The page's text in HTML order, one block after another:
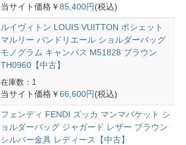
当サイト価格￥85,400円(税込)
ルイヴィトン LOUIS VUITTON ポシェット
マルリー バンドリエール ショルダーバッグ
モノグラム キャンバス M51828 ブラウン
TH0960【中古】
在庫数：1
当サイト価格￥66,600円(税込)
フェンディ FENDI ズッカ マンマバケット シ
ョルダーバッグ ジャガード レザー ブラウン
シルバー金具 レディース【中古】